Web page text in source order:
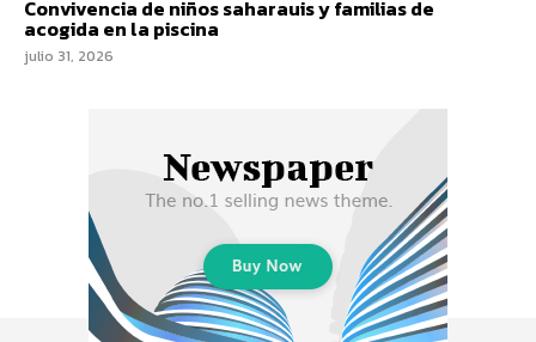
Convivencia de niños saharauis y familias de
acogida en la piscina
julio 31, 2026